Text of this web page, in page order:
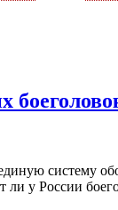
систему
у России